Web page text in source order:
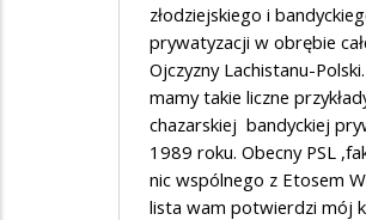
złodziejskiego i
prywatyzacji w obrębie
Ojczyzny Lachistanu-
mamy takie liczne
chazarskiej bandyckiej
1989 roku. Obecny PSL
nic wspólnego z Etosem
lista wam potwierdzi mój